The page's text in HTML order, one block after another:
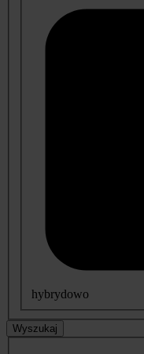
hybrydowo
Wyszukaj